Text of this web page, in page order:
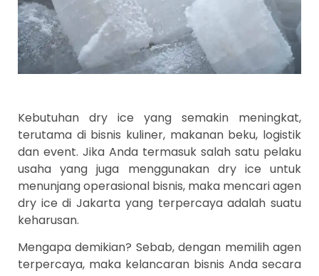
Kebutuhan dry ice yang semakin meningkat,
terutama di bisnis kuliner, makanan beku, logistik
dan event. Jika Anda termasuk salah satu pelaku
usaha yang juga menggunakan dry ice untuk
menunjang operasional bisnis, maka mencari agen
dry ice di Jakarta yang terpercaya adalah suatu
keharusan.
Mengapa demikian? Sebab, dengan memilih agen
terpercaya, maka kelancaran bisnis Anda secara